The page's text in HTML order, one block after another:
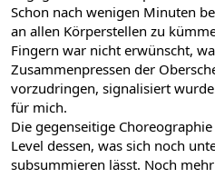
Schon nach wenigen Minuten
an allen Körperstellen zu
Fingern war nicht erwünscht,
Zusammenpressen der
vorzudringen, signalisiert
für mich.
Die gegenseitige
Level dessen, was sich noch
subsummieren lässt. Noch